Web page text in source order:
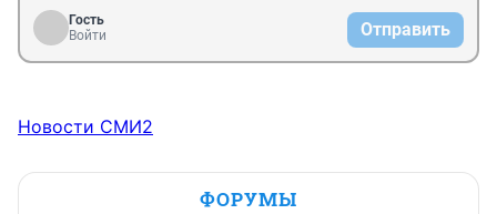
Гость
Войти
Отправить
Новости СМИ2
ФОРУМЫ